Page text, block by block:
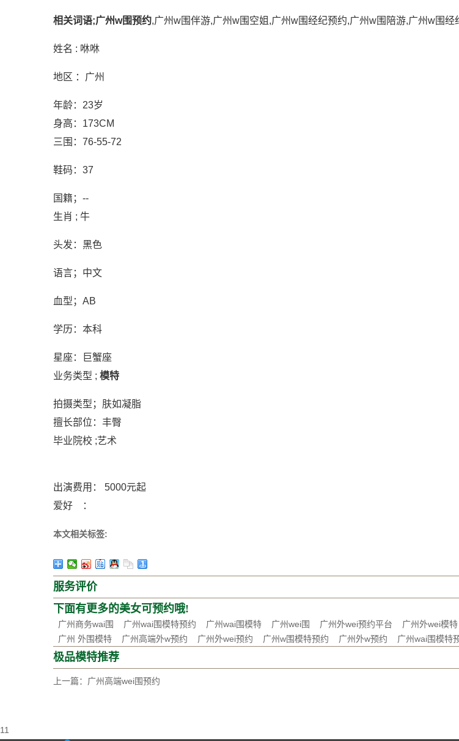
相关词语;广州w围预约,广州w围伴游,广州w围空姐,广州w围经纪预约,广州w围陪游,广州w围经
姓名 : 咻咻
地区 ：广州
年龄：23岁
身高：173CM
三围：76-55-72
鞋码：37
国籍；--
生肖 ; 牛
头发：黑色
语言；中文
血型；AB
学历：本科
星座：巨蟹座
业务类型 ; 模特
拍摄类型；肤如凝脂
擅长部位：丰臀
毕业院校 ;艺术
出演费用： 5000元起
爱好 ：
本文相关标签:
服务评价
下面有更多的美女可预约哦!
广州商务wai围 广州wai围模特预约 广州wai围模特 广州wei围 广州外wei预约平台 广州外wei模特
广州 外围模特
广州高端外w预约 广州外wei预约 广州w围模特预约 广州外w预约 广州wai围模特
极品模特推荐
上一篇： 广州高端wei围预约
11